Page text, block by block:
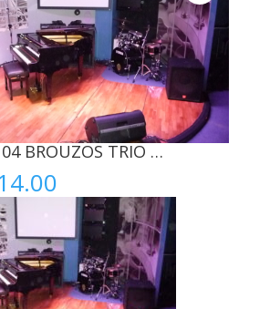
BROUZOS TRIO …
Price
range:
€0.01
through
€14.00